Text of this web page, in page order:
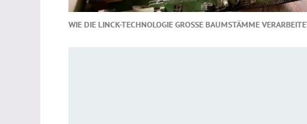
WIE DIE LINCK-TECHNOLOGIE GROSSE BAUMSTÄMME VERARBEITET